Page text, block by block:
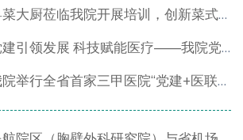
莅临我院开展培训，创新菜式丰富菜品 —— 广东省轻工技师学院助力我院“味美”工程 提升员工满意度
领发展 科技赋能医疗——我院党委与广东省科学院动物研究所党委开展党建共建活动
举行全省首家三甲医院“党建+医联体”活动启动仪式